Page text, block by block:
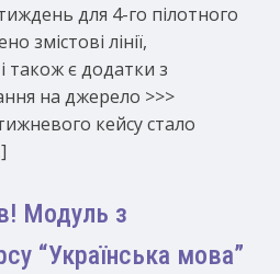
для 4-го пілотного
змістові лінії,
також є додатки з
на джерело >>>
кейсу стало
Модуль з
“Українська мова”